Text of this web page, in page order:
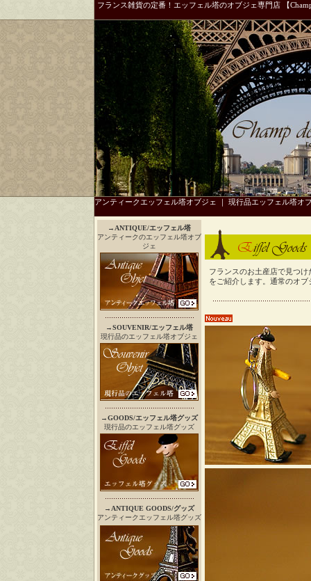
フランス雑貨の定番！エッフェル塔のオブジェ専門店 【
アンティークエッフェル塔オブジェ ｜ 現行品エッフェル塔オ
→ ANTIQUE/エッフェル塔
アンティークのエッフェル塔オブ
ジェ
→SOUVENIR/エッフェル塔
現行品のエッフェル塔オブジェ
→GOODS/エッフェル塔グッズ
現行品のエッフェル塔グッズ
→ ANTIQUE GOODS/グッズ
アンティークエッフェル塔グッズ
フランスのお土産店で見つ
をご紹介します。通常のオ